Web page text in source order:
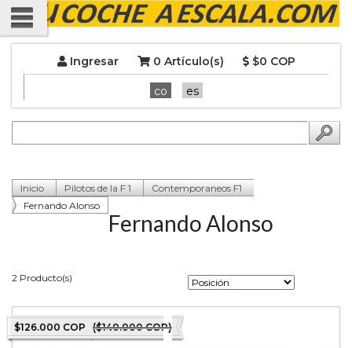
Ingresar 0 Artículo(s) $0 COP
co es
Inicio Pilotos de la F 1
Contemporaneos F1
Fernando Alonso
Fernando Alonso
2 Producto(s)
$126.000 COP ($140.000 COP)